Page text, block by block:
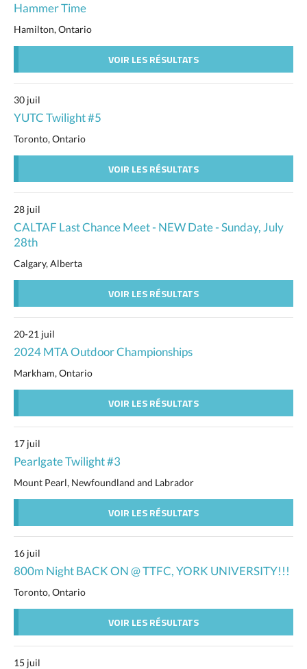
Hammer Time
Hamilton, Ontario
VOIR LES RÉSULTATS
30 juil
YUTC Twilight #5
Toronto, Ontario
VOIR LES RÉSULTATS
28 juil
CALTAF Last Chance Meet - NEW Date - Sunday, July
28th
Calgary, Alberta
VOIR LES RÉSULTATS
20-21 juil
2024 MTA Outdoor Championships
Markham, Ontario
VOIR LES RÉSULTATS
17 juil
Pearlgate Twilight #3
Mount Pearl, Newfoundland and Labrador
VOIR LES RÉSULTATS
16 juil
800m Night BACK ON @ TTFC, YORK UNIVERSITY!!!
Toronto, Ontario
VOIR LES RÉSULTATS
15 juil